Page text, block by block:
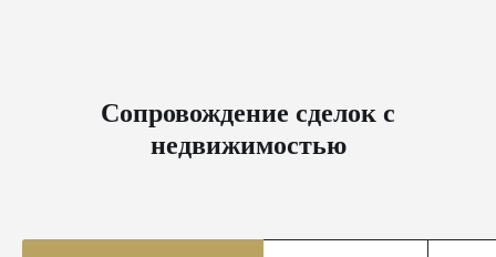
Сопровождение сделок с
недвижимостью